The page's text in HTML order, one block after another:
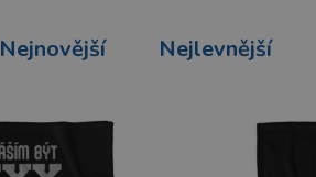
Nejnovější Nejlevnější